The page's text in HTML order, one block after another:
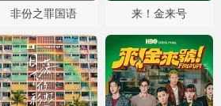
非份之罪国语 来！金来号